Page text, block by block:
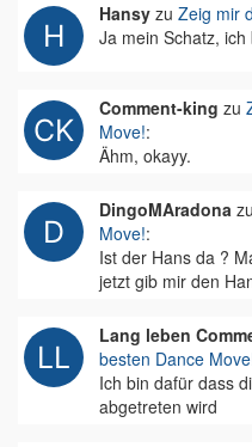
Hansy zu Zeig mir
Ja mein Schatz, ich
Comment-king zu
Move!:
Ähm, okayy.
DingoMAradona zu
Move!:
Ist der Hans da ?
jetzt gib mir den
Lang leben
besten Dance
Ich bin dafür dass
abgetreten wird